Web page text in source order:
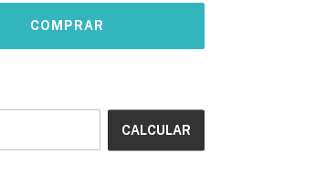
CALCULAR